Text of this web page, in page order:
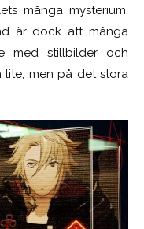
många mysterium.
är dock att många
med stillbilder och
lite, men på det stora